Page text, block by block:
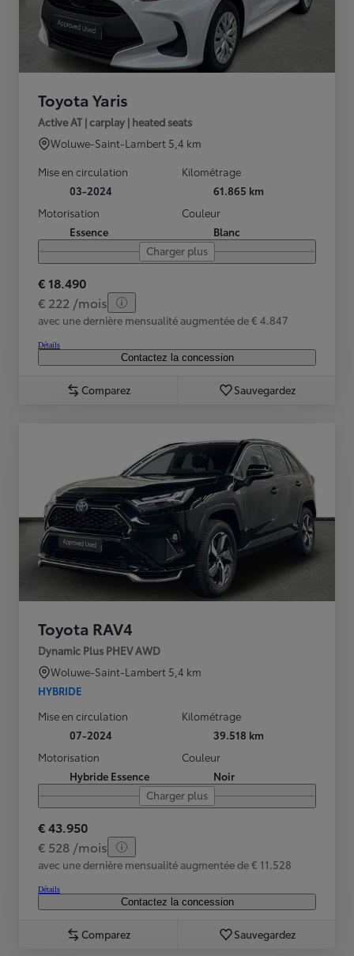
Toyota Yaris
Active AT | carplay | heated seats
Woluwe-Saint-Lambert 5,4 km
Mise en circulation
03-2024
Kilométrage
61.865 km
Motorisation
Essence
Couleur
Blanc
Charger plus
€ 18.490
€ 222 /mois
avec une dernière mensualité augmentée de € 4.847
Détails
Contactez la concession
Comparez Sauvegardez
Toyota RAV4
Dynamic Plus PHEV AWD
Woluwe-Saint-Lambert 5,4 km
HYBRIDE
Mise en circulation
07-2024
Kilométrage
39.518 km
Motorisation
Hybride Essence
Couleur
Noir
Charger plus
€ 43.950
€ 528 /mois
avec une dernière mensualité augmentée de € 11.528
Détails
Contactez la concession
Comparez Sauvegardez